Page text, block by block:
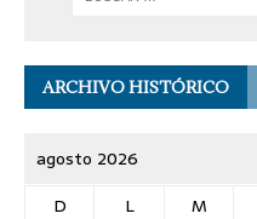
ARCHIVO HISTÓRICO
agosto 2026
D
L M